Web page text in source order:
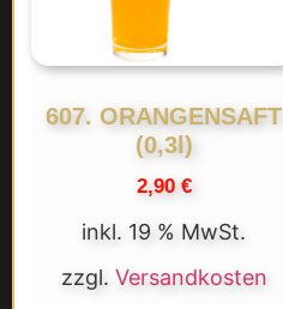
607. ORANGENSAFT
(0,3l)
2,90 €
inkl. 19 % MwSt.
zzgl. Versandkosten